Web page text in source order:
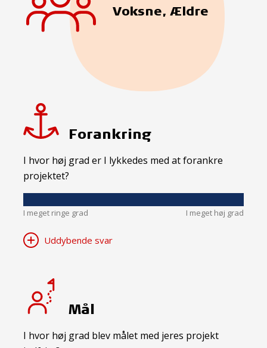
Voksne, Ældre
Forankring
I hvor høj grad er I lykkedes med at forankre
projektet?
I meget ringe grad I meget høj grad
Uddybende svar
Mål
I hvor høj grad blev målet med jeres projekt